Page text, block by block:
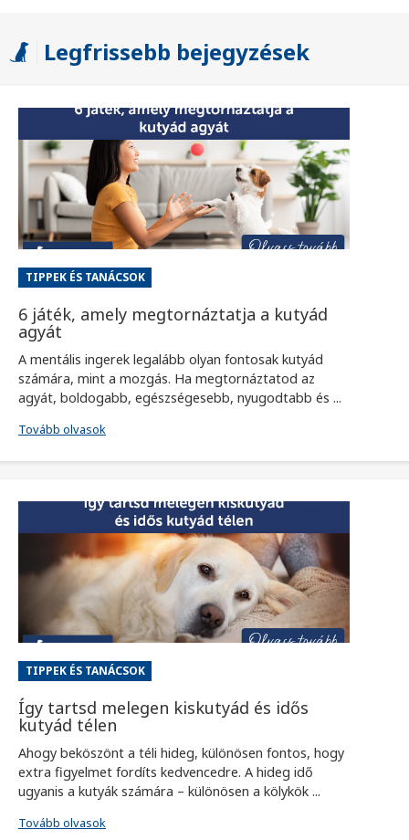
Legfrissebb bejegyzések
TIPPEK ÉS TANÁCSOK
6 játék, amely megtornáztatja a kutyád
agyát
A mentális ingerek legalább olyan fontosak kutyád
számára, mint a mozgás. Ha megtornáztatod az
agyát, boldogabb, egészségesebb, nyugodtabb és ...
Tovább olvasok
TIPPEK ÉS TANÁCSOK
Így tartsd melegen kiskutyád és idős
kutyád télen
Ahogy beköszönt a téli hideg, különösen fontos, hogy
extra figyelmet fordíts kedvencedre. A hideg idő
ugyanis a kutyák számára – különösen a kölykök ...
Tovább olvasok